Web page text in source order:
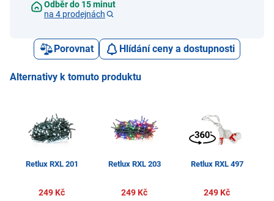
Odběr do 15 minut
na 4 prodejnách
Porovnat Hlídání ceny a dostupnosti
Alternativy k tomuto produktu
Retlux RXL 201
249 Kč
Retlux RXL 203
249 Kč
Retlux RXL 497
249 Kč